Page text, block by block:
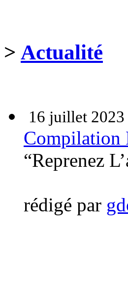
> Actualité
16 juillet 2023
Compilation
“Reprenez
rédigé par